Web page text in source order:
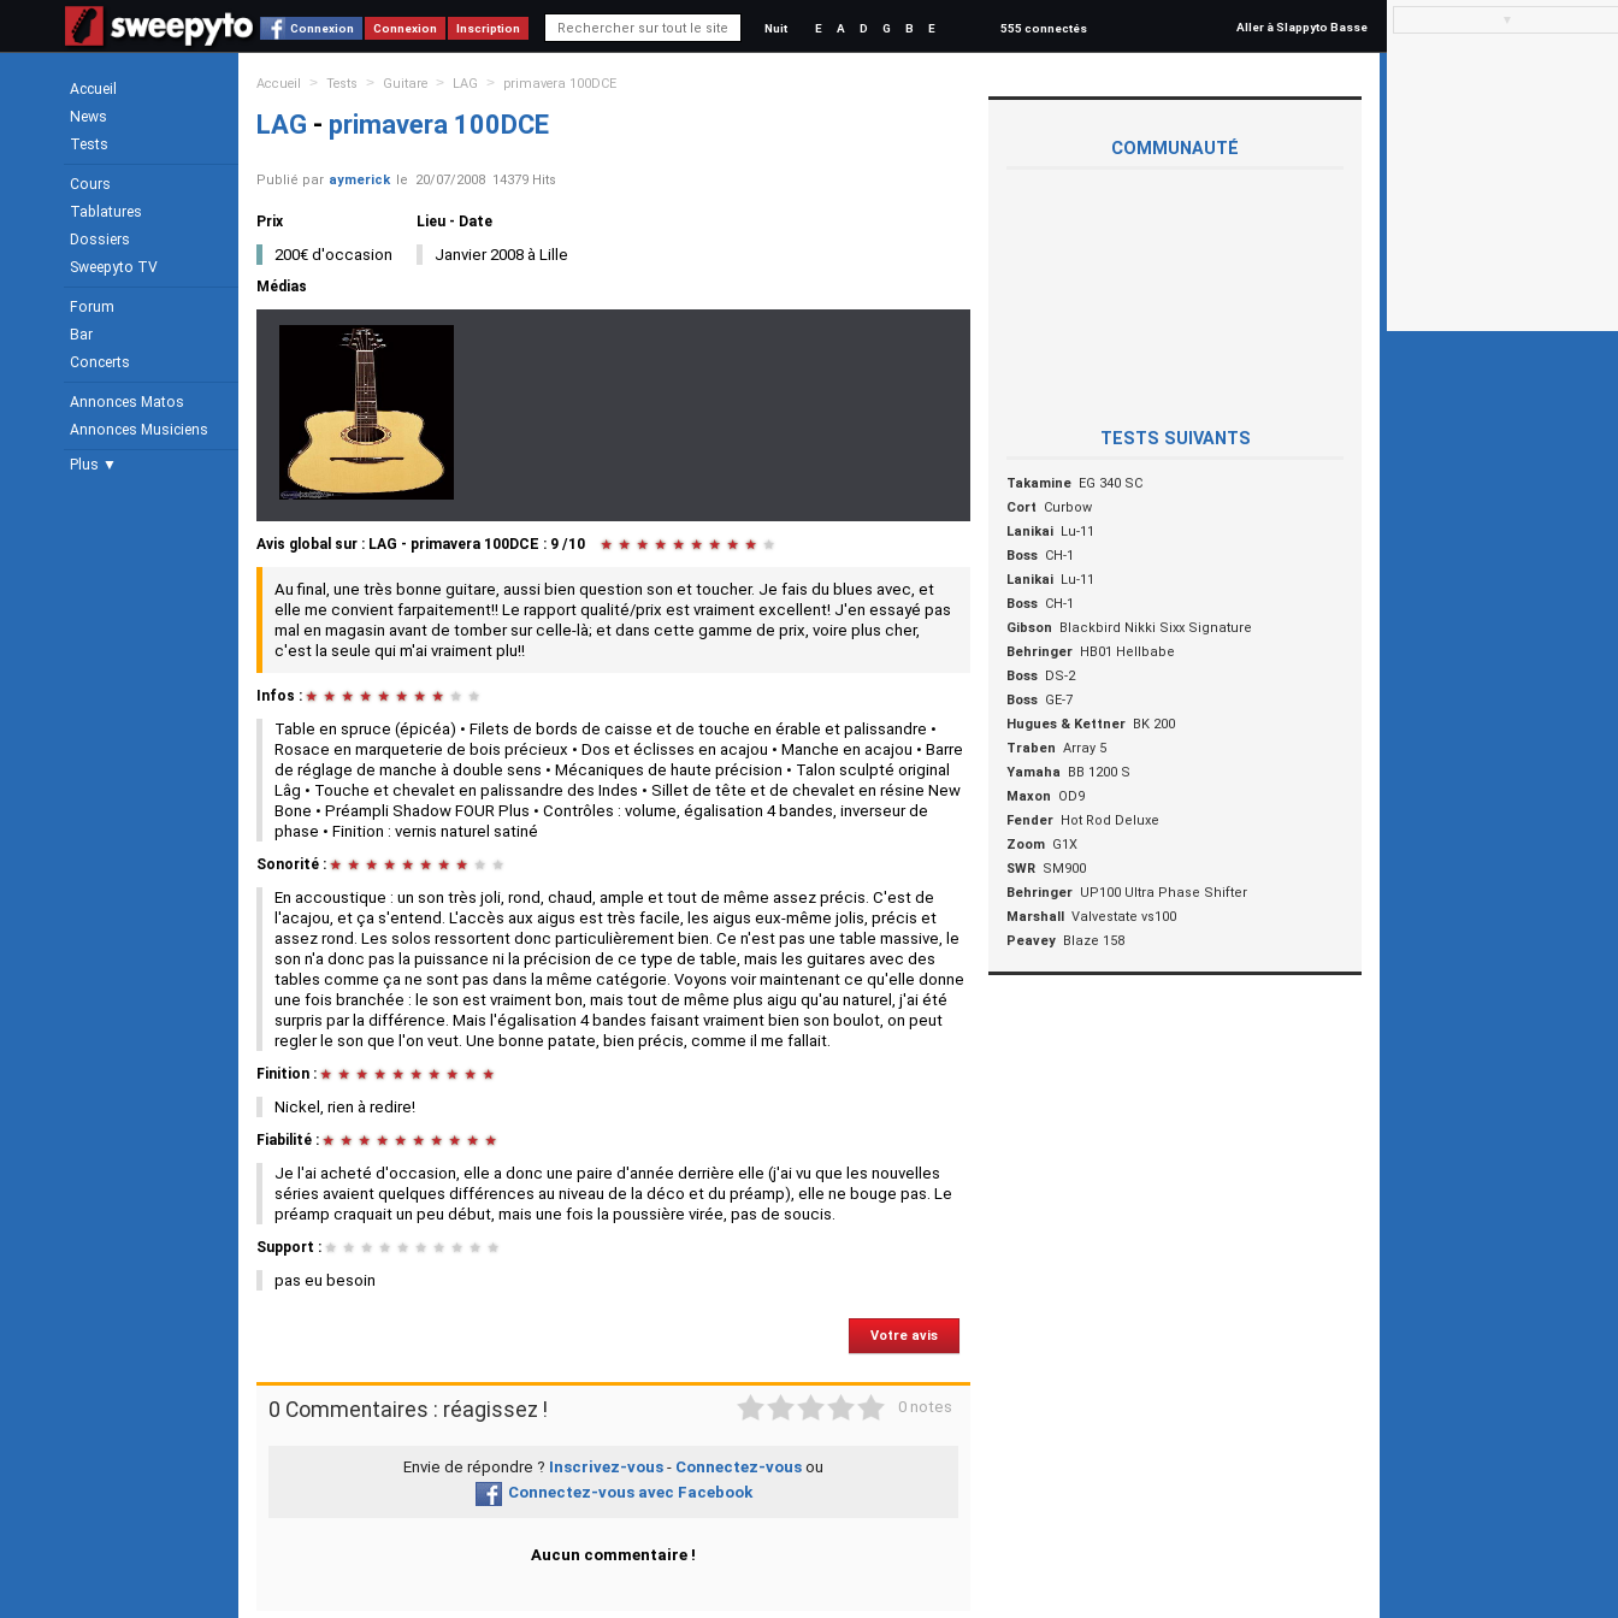
Connexion Connexion Inscription Nuit E A D G B E 555 connectés Aller à Slappyto Basse
Accueil
News
Tests
Cours
Tablatures
Dossiers
Sweepyto TV
Forum
Bar
Concerts
Annonces Matos
Annonces Musiciens
Plus ▼
Accueil > Tests > Guitare > LAG > primavera 100DCE
LAG - primavera 100DCE
Publié par aymerick le 20/07/2008 14379 Hits
Prix
200€ d'occasion
Lieu - Date
Janvier 2008 à Lille
Médias
Avis global sur : LAG - primavera 100DCE : 9 /10 ★ ★ ★ ★ ★ ★ ★ ★ ★ ★
Au final, une très bonne guitare, aussi bien question son et toucher. Je fais du blues avec, et
elle me convient farpaitement!! Le rapport qualité/prix est vraiment excellent! J'en essayé pas
mal en magasin avant de tomber sur celle-là; et dans cette gamme de prix, voire plus cher,
c'est la seule qui m'ai vraiment plu!!
Infos : ★ ★ ★ ★ ★ ★ ★ ★ ★ ★
Table en spruce (épicéa) • Filets de bords de caisse et de touche en érable et palissandre •
Rosace en marqueterie de bois précieux • Dos et éclisses en acajou • Manche en acajou • Barre
de réglage de manche à double sens • Mécaniques de haute précision • Talon sculpté original
Lâg • Touche et chevalet en palissandre des Indes • Sillet de tête et de chevalet en résine New
Bone • Préampli Shadow FOUR Plus • Contrôles : volume, égalisation 4 bandes, inverseur de
phase • Finition : vernis naturel satiné
Sonorité : ★ ★ ★ ★ ★ ★ ★ ★ ★ ★
En accoustique : un son très joli, rond, chaud, ample et tout de même assez précis. C'est de
l'acajou, et ça s'entend. L'accès aux aigus est très facile, les aigus eux-même jolis, précis et
assez rond. Les solos ressortent donc particulièrement bien. Ce n'est pas une table massive, le
son n'a donc pas la puissance ni la précision de ce type de table, mais les guitares avec des
tables comme ça ne sont pas dans la même catégorie. Voyons voir maintenant ce qu'elle donne
une fois branchée : le son est vraiment bon, mais tout de même plus aigu qu'au naturel, j'ai été
surpris par la différence. Mais l'égalisation 4 bandes faisant vraiment bien son boulot, on peut
regler le son que l'on veut. Une bonne patate, bien précis, comme il me fallait.
Finition : ★ ★ ★ ★ ★ ★ ★ ★ ★ ★
Nickel, rien à redire!
Fiabilité : ★ ★ ★ ★ ★ ★ ★ ★ ★ ★
Je l'ai acheté d'occasion, elle a donc une paire d'année derrière elle (j'ai vu que les nouvelles
séries avaient quelques différences au niveau de la déco et du préamp), elle ne bouge pas. Le
préamp craquait un peu début, mais une fois la poussière virée, pas de soucis.
Support : ★ ★ ★ ★ ★ ★ ★ ★ ★ ★
pas eu besoin
Votre avis
0 Commentaires : réagissez ! 0 notes
Envie de répondre ? Inscrivez-vous - Connectez-vous ou
Connectez-vous avec Facebook
Aucun commentaire !
COMMUNAUTÉ
TESTS SUIVANTS
Takamine EG 340 SC
Cort
Curbow
Lanikai Lu-11
Boss CH-1
Lanikai Lu-11
Boss CH-1
Gibson
Blackbird Nikki Sixx Signature
Behringer HB01 Hellbabe
Boss DS-2
Boss GE-7
Hugues & Kettner BK 200
Traben Array 5
Yamaha
BB 1200 S
Maxon
OD9
Fender Hot Rod Deluxe
Zoom G1X
SWR SM900
Behringer UP100 Ultra Phase Shifter
Marshall Valvestate vs100
Peavey Blaze 158
▼